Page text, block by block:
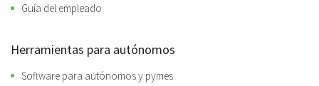
Guía del empleado
Herramientas para autónomos
Software para autónomos y pymes